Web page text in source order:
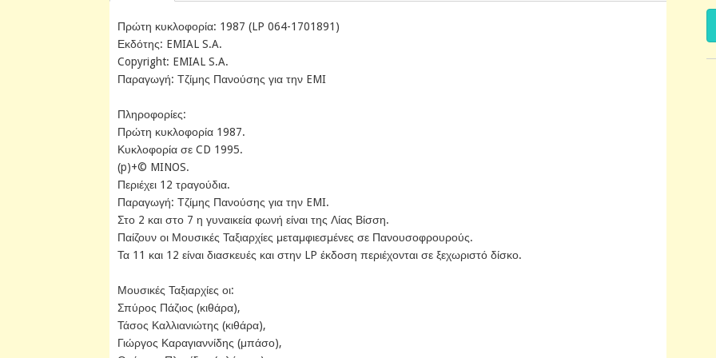
Πρώτη κυκλοφορία: 1987 (LP 064-1701891)
Εκδότης: EMIAL S.A.
Copyright: EMIAL S.A.
Παραγωγή: Τζίμης Πανούσης για την EMI
Πληροφορίες:
Πρώτη κυκλοφορία 1987.
Κυκλοφορία σε CD 1995.
(p)+© MINOS.
Περιέχει 12 τραγούδια.
Παραγωγή: Τζίμης Πανούσης για την EMI.
Στο 2 και στο 7 η γυναικεία φωνή είναι της Λίας Βίσση.
Παίζουν οι Μουσικές Ταξιαρχίες μεταμφιεσμένες σε Πανουσοφρουρούς.
Τα 11 και 12 είναι διασκευές και στην LP έκδοση περιέχονται σε ξεχωριστό δίσκο.
Μουσικές Ταξιαρχίες οι:
Σπύρος Πάζιος (κιθάρα),
Τάσος Καλλιανιώτης (κιθάρα),
Γιώργος Καραγιαννίδης (μπάσο),